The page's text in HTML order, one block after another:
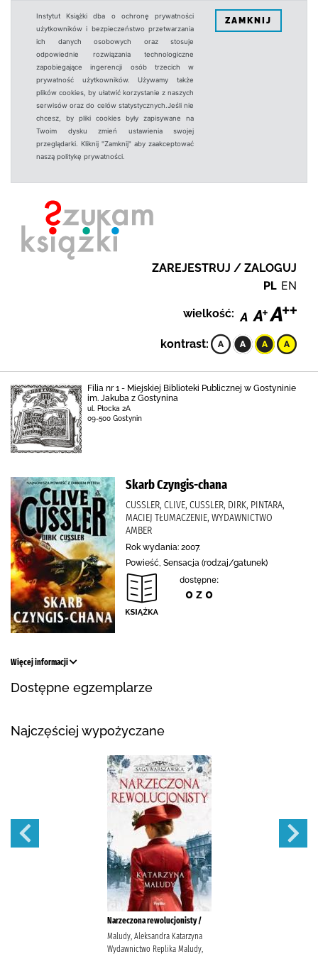
Instytut Książki dba o ochronę prywatności
użytkowników i bezpieczeństwo przetwarzania
ich danych osobowych oraz stosuje
odpowiednie rozwiązania technologiczne
zapobiegające ingerencji osób trzecich w
prywatność użytkowników. Używamy także
plików cookies, by ułatwić korzystanie z naszych
serwisów oraz do celów statystycznych.Jeśli nie
chcesz, by pliki cookies były zapisywane na
Twoim dysku zmień ustawienia swojej
przeglądarki. Kliknij "Zamknij" aby zaakceptować
naszą politykę prywatności.
ZAMKNIJ
ZAREJESTRUJ / ZALOGUJ
PL EN
wielkość:
kontrast:
Filia nr 1 - Miejskiej Biblioteki Publicznej w Gostyninie
im. Jakuba z Gostynina
ul. Płocka 2A
09-500 Gostynin
Skarb Czyngis-chana
CUSSLER, CLIVE, CUSSLER, DIRK, PINTARA,
MACIEJ TŁUMACZENIE, WYDAWNICTWO
AMBER
Rok wydania: 2007.
Powieść, Sensacja (rodzaj/gatunek)
dostępne:
0 z 0
Więcej informacji
Dostępne egzemplarze
Najczęściej wypożyczane
Narzeczona rewolucjonisty /
Maludy, Aleksandra Katarzyna
Wydawnictwo Replika Maludy,